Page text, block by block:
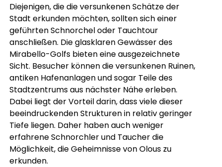
Diejenigen, die die versunkenen Schätze der
Stadt erkunden möchten, sollten sich einer
geführten Schnorchel oder Tauchtour
anschließen. Die glasklaren Gewässer des
Mirabello-Golfs bieten eine ausgezeichnete
Sicht. Besucher können die versunkenen Ruinen,
antiken Hafenanlagen und sogar Teile des
Stadtzentrums aus nächster Nähe erleben.
Dabei liegt der Vorteil darin, dass viele dieser
beeindruckenden Strukturen in relativ geringer
Tiefe liegen. Daher haben auch weniger
erfahrene Schnorchler und Taucher die
Möglichkeit, die Geheimnisse von Olous zu
erkunden.